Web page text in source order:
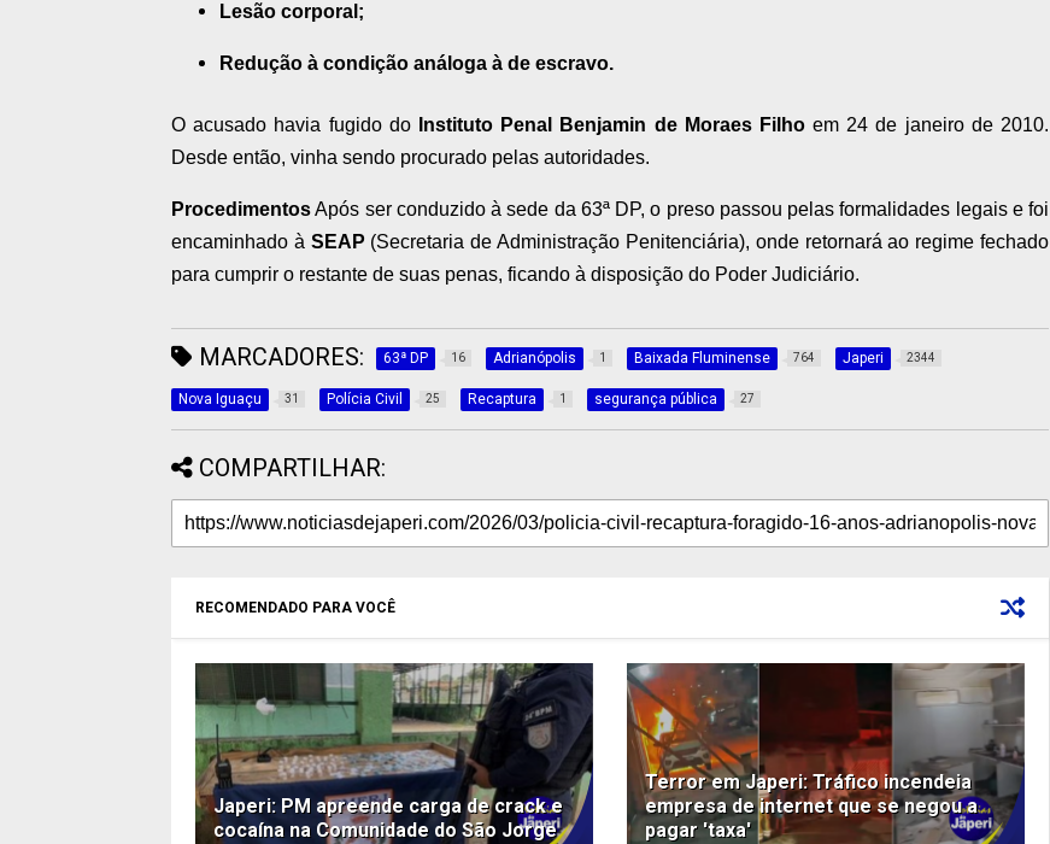
Lesão corporal;
Redução à condição análoga à de escravo.
O acusado havia fugido do Instituto Penal Benjamin de Moraes Filhoem 24 de janeiro de 2010.
Desde então, vinha sendo procurado pelas autoridades.
ProcedimentosApós ser conduzido à sede da 63ª DP, o preso passou pelas formalidades legais e foi
encaminhado à SEAP (Secretaria de Administração Penitenciária), onde retornará ao regime fechado
para cumprir o restante de suas penas, ficando à disposição do Poder Judiciário.
MARCADORES: 63ª DP 16 Adrianópolis 1 Baixada Fluminense 764 Japeri 2344
Nova Iguaçu 31 Polícia Civil 25 Recaptura 1 segurança pública 27
COMPARTILHAR:
RECOMENDADO PARA VOCÊ
Japeri: PM apreende carga de crack e
cocaína na Comunidade do São Jorge
Terror em Japeri: Tráfico incendeia
empresa de internet que se negou a
pagar 'taxa'